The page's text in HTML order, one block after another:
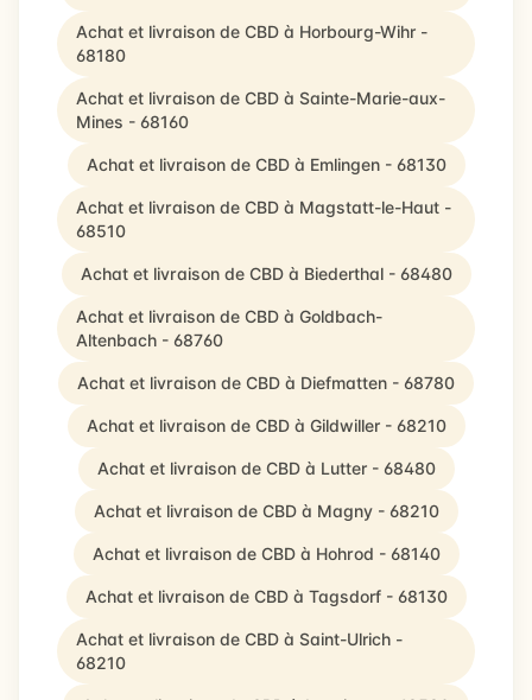
Achat et livraison de CBD à Horbourg-Wihr -
68180
Achat et livraison de CBD à Sainte-Marie-aux-
Mines - 68160
Achat et livraison de CBD à Emlingen - 68130
Achat et livraison de CBD à Magstatt-le-Haut -
68510
Achat et livraison de CBD à Biederthal - 68480
Achat et livraison de CBD à Goldbach-
Altenbach - 68760
Achat et livraison de CBD à Diefmatten - 68780
Achat et livraison de CBD à Gildwiller - 68210
Achat et livraison de CBD à Lutter - 68480
Achat et livraison de CBD à Magny - 68210
Achat et livraison de CBD à Hohrod - 68140
Achat et livraison de CBD à Tagsdorf - 68130
Achat et livraison de CBD à Saint-Ulrich -
68210